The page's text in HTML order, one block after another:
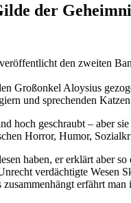
der
den zweiten
Großonkel Aloysius
und sprechenden
hoch geschraubt – aber
Horror, Humor,
haben, er erklärt aber
verdächtigte
erfährt